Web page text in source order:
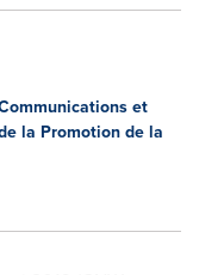
et
la Promotion de la